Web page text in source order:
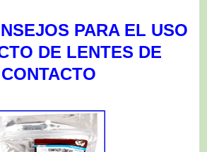
PARA EL USO
DE LENTES DE
CONTACTO